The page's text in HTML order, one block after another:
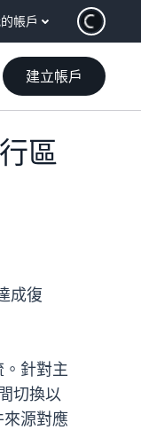
帳戶
建立帳戶
區
成復
針對主
切換以
源對應